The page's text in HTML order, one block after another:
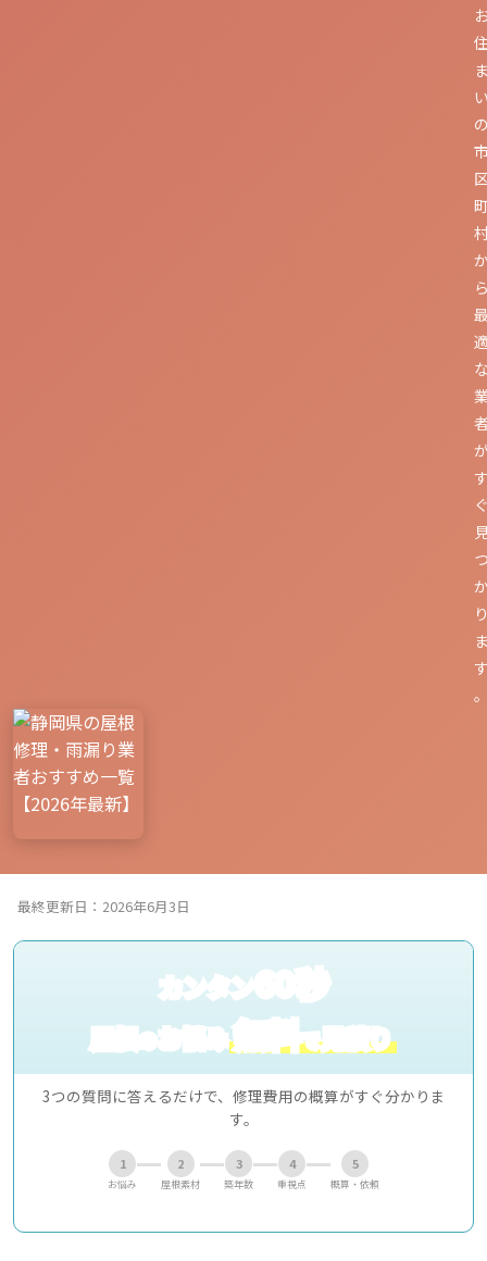
最終更新日：2026年6月3日
カンタン60秒
屋根のお悩み無料で見積り
3つの質問に答えるだけで、修理費用の概算がすぐ分かりま
す。
1
お悩み
2
屋根素材
3
築年数
4
重視点
5
概算・依頼